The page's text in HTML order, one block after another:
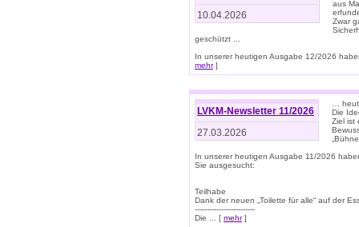
10.04.2026
aus
Zwar
geschützt ...
In unserer heutigen Ausgabe 12/2026
mehr]
LVKM-Newsletter 11/2026
27.03.2026
…
Die
Ziel ist
In unserer heutigen Ausgabe 11/2026
Sie ausgesucht:
Teilhabe
Dank der neuen „Toilette für alle“ auf der
-------------------------
Die ... [ mehr]